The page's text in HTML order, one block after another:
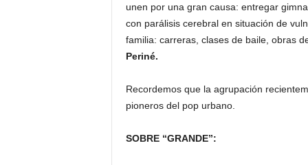
unen por una gran causa: entregar
con parálisis cerebral en situación de
familia: carreras, clases de baile, obras
Periné.
Recordemos que la agrupación
pioneros del pop urbano.
SOBRE “GRANDE”: